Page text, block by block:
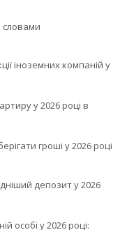
словами
іноземних компаній у
у 2026 році в
гроші у 2026 році
депозит у 2026
особі у 2026 році: